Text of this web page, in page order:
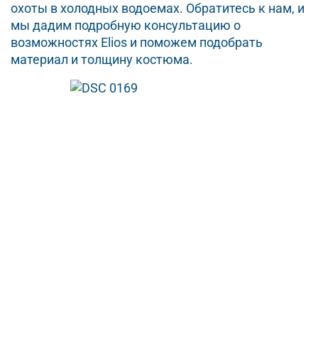
охоты в холодных водоемах. Обратитесь к нам, и
мы дадим подробную консультацию о
возможностях Elios и поможем подобрать
материал и толщину костюма.